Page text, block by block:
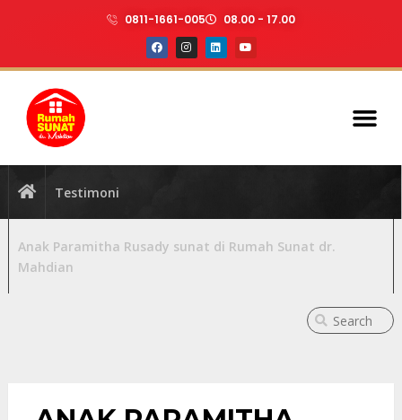
0811-1661-005 08.00 - 17.00
Testimoni
Anak Paramitha Rusady sunat di Rumah Sunat dr.
Mahdian